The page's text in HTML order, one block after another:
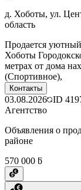
д. Хоботы, ул.
область
Продается
Хоботы
метрах от дома
(Спортивное),
Контакты
03.08.2026 ID
Агентство
Объявления о
районе
570 000 ƃ